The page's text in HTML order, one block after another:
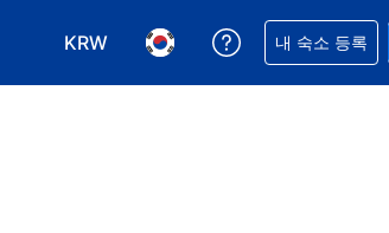
KRW
통화 선택. 현재 선택된 통화는 대한민
언어 선택. 현재 선택된 언
예약과 관련해
내 숙소 등록